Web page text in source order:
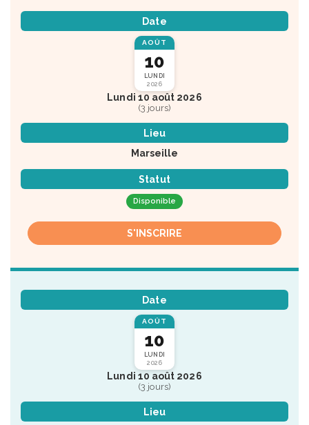
Date
AOÛT
10
LUNDI
2026
Lundi 10 août 2026
(3 jours)
Lieu
Marseille
Statut
Disponible
S'INSCRIRE
Date
AOÛT
10
LUNDI
2026
Lundi 10 août 2026
(3 jours)
Lieu